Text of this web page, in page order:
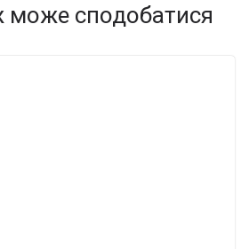
може сподобатися